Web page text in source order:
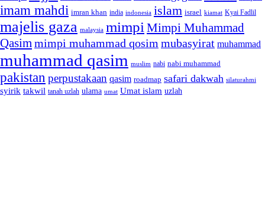
imam mahdi imran khan india indonesia islam israel kiamat Kyai Fadlil
majelis gaza malaysia mimpi Mimpi Muhammad
Qasim mimpi muhammad qosim mubasyirat muhammad
muhammad qasim muslim nabi nabi muhammad
pakistan perpustakaan qasim roadmap safari dakwah silaturahmi
syirik takwil tanah uzlah ulama umat Umat islam uzlah